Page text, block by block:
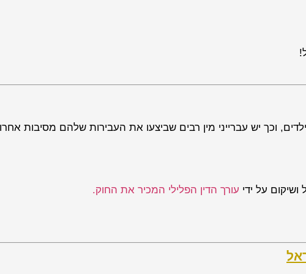
וכך יש עברייני מין רבים שביצעו את העבירות שלהם מסיבות
על ידי עורך הדין הפלילי המכיר את החוק.